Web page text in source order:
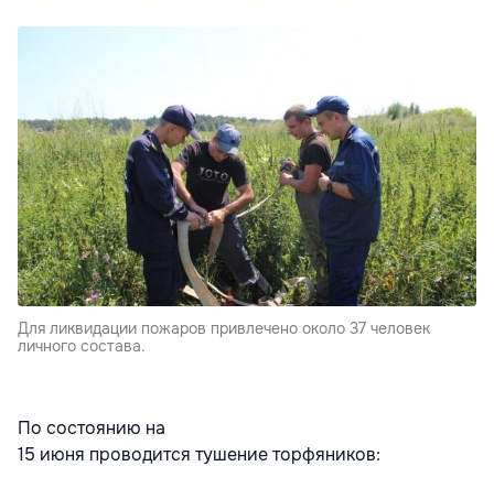
Для ликвидации пожаров привлечено около 37 человек
личного состава.
По состоянию на
15 июня проводится тушение торфяников: